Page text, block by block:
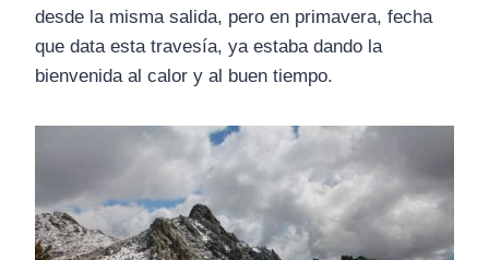
desde la misma salida, pero en primavera, fecha
que data esta travesía, ya estaba dando la
bienvenida al calor y al buen tiempo.